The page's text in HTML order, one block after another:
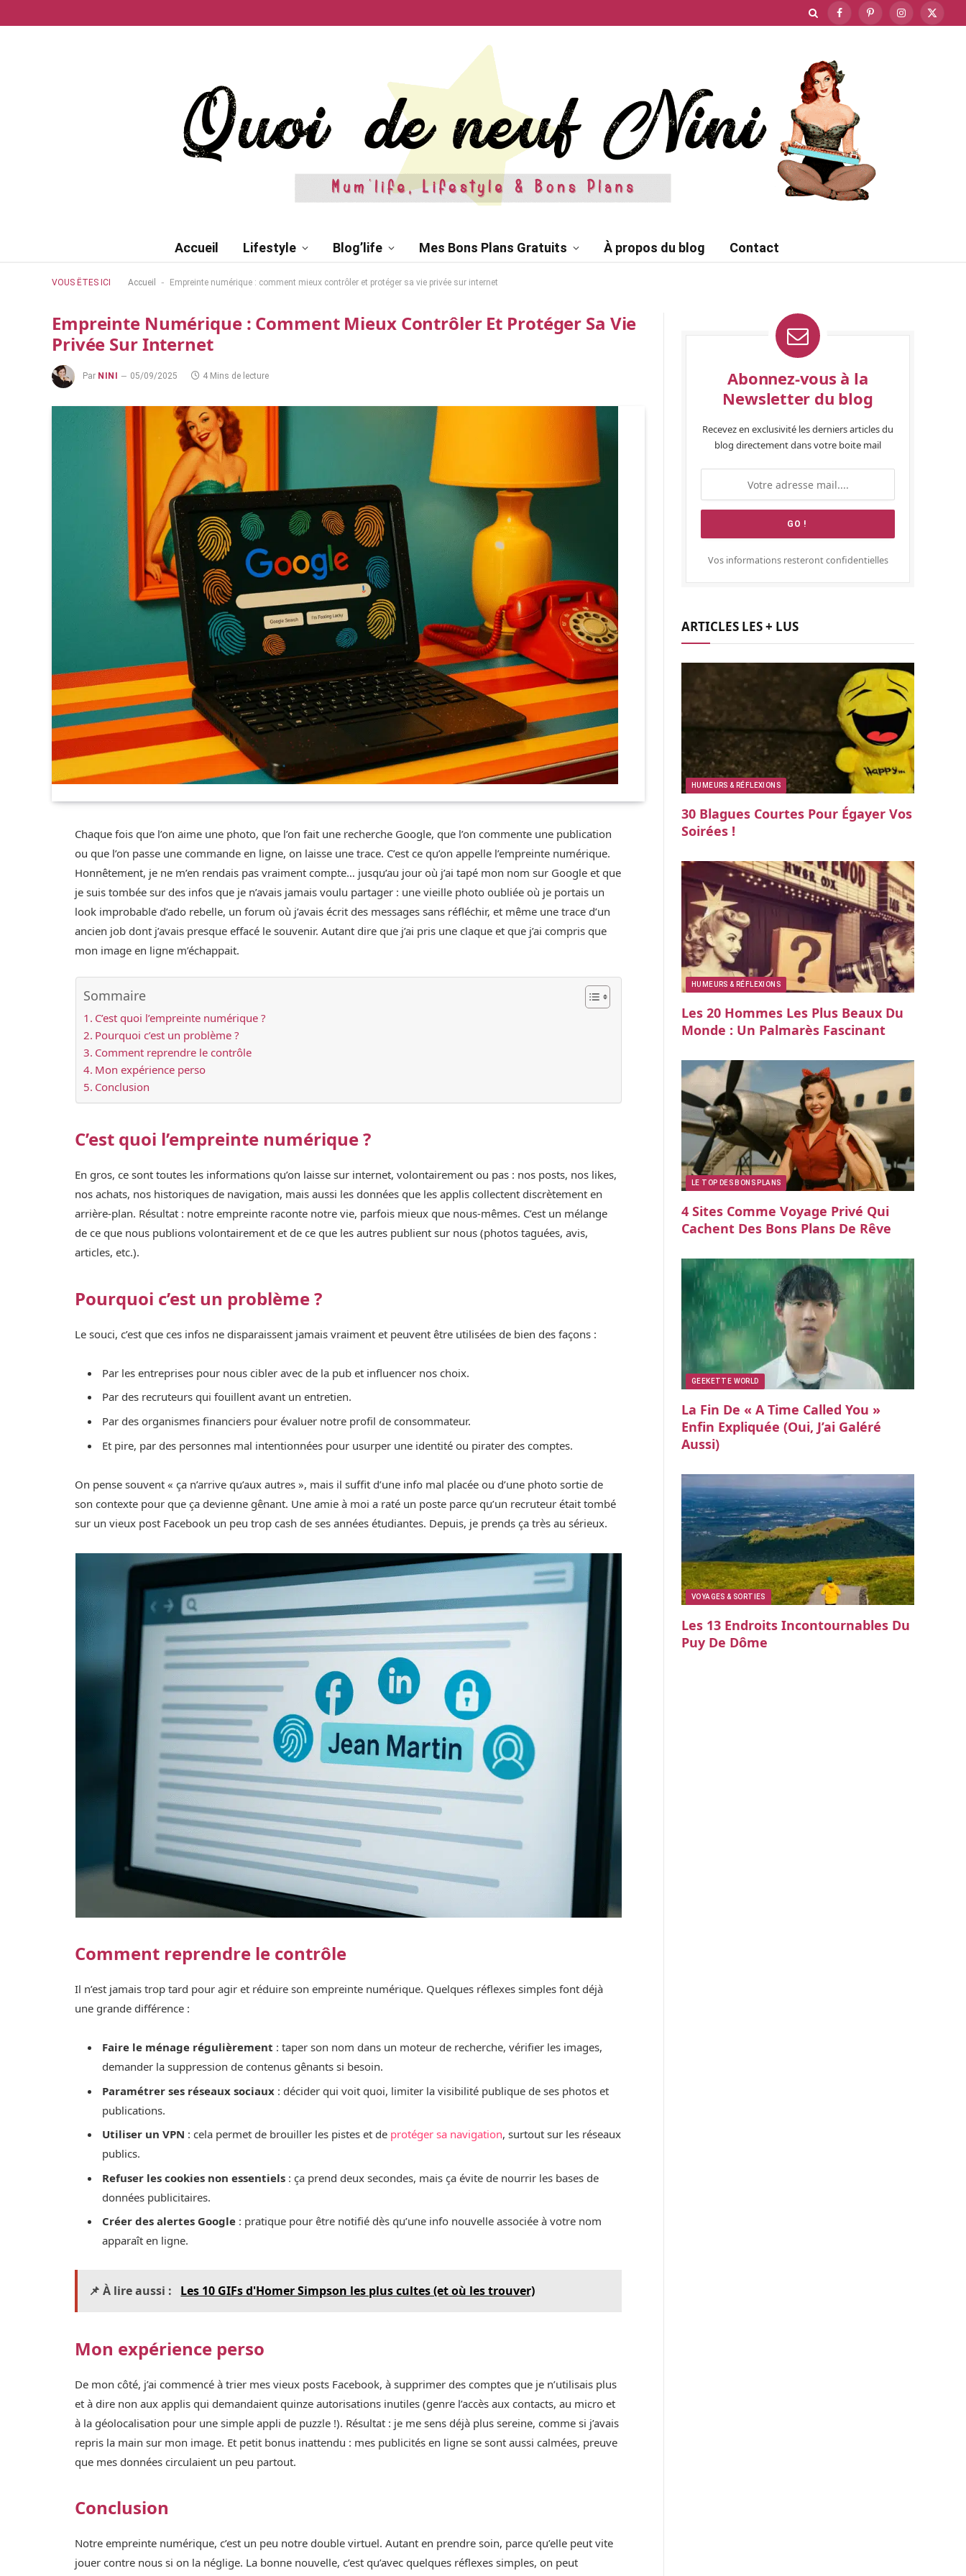
FacebookPinterestInstagram
X
Accueil Lifestyle Blog’life Mes Bons Plans Gratuits À propos du blog Contact
VOUS ÊTES ICI Accueil - Empreinte numérique : comment mieux contrôler et protéger sa vie privée sur internet
Empreinte Numérique : Comment Mieux Contrôler Et Protéger Sa Vie
Privée Sur Internet
Par NINI 05/09/2025 4 Mins de lecture
Chaque fois que l’on aime une photo, que l’on fait une recherche Google, que l’on commente une publication
ou que l’on passe une commande en ligne, on laisse une trace. C’est ce qu’on appelle l’empreinte numérique.
Honnêtement, je ne m’en rendais pas vraiment compte… jusqu’au jour où j’ai tapé mon nom sur Google et que
je suis tombée sur des infos que je n’avais jamais voulu partager : une vieille photo oubliée où je portais un
look improbable d’ado rebelle, un forum où j’avais écrit des messages sans réfléchir, et même une trace d’un
ancien job dont j’avais presque effacé le souvenir. Autant dire que j’ai pris une claque et que j’ai compris que
mon image en ligne m’échappait.
Sommaire
C’est quoi l’empreinte numérique ?
Pourquoi c’est un problème ?
Comment reprendre le contrôle
Mon expérience perso
Conclusion
C’est quoi l’empreinte numérique ?
En gros, ce sont toutes les informations qu’on laisse sur internet, volontairement ou pas : nos posts, nos likes,
nos achats, nos historiques de navigation, mais aussi les données que les applis collectent discrètement en
arrière-plan. Résultat : notre empreinte raconte notre vie, parfois mieux que nous-mêmes. C’est un mélange
de ce que nous publions volontairement et de ce que les autres publient sur nous (photos taguées, avis,
articles, etc.).
Pourquoi c’est un problème ?
Le souci, c’est que ces infos ne disparaissent jamais vraiment et peuvent être utilisées de bien des façons :
Par les entreprises pour nous cibler avec de la pub et influencer nos choix.
Par des recruteurs qui fouillent avant un entretien.
Par des organismes financiers pour évaluer notre profil de consommateur.
Et pire, par des personnes mal intentionnées pour usurper une identité ou pirater des comptes.
On pense souvent « ça n’arrive qu’aux autres », mais il suffit d’une info mal placée ou d’une photo sortie de
son contexte pour que ça devienne gênant. Une amie à moi a raté un poste parce qu’un recruteur était tombé
sur un vieux post Facebook un peu trop cash de ses années étudiantes. Depuis, je prends ça très au sérieux.
Comment reprendre le contrôle
Il n’est jamais trop tard pour agir et réduire son empreinte numérique. Quelques réflexes simples font déjà
une grande différence :
Faire le ménage régulièrement : taper son nom dans un moteur de recherche, vérifier les images,
demander la suppression de contenus gênants si besoin.
Paramétrer ses réseaux sociaux : décider qui voit quoi, limiter la visibilité publique de ses photos et
publications.
Utiliser un VPN : cela permet de brouiller les pistes et de protéger sa navigation, surtout sur les réseaux
publics.
Refuser les cookies non essentiels : ça prend deux secondes, mais ça évite de nourrir les bases de
données publicitaires.
Créer des alertes Google : pratique pour être notifié dès qu’une info nouvelle associée à votre nom
apparaît en ligne.
📌 À lire aussi : Les 10 GIFs d'Homer Simpson les plus cultes (et où les trouver)
Mon expérience perso
De mon côté, j’ai commencé à trier mes vieux posts Facebook, à supprimer des comptes que je n’utilisais plus
et à dire non aux applis qui demandaient quinze autorisations inutiles (genre l’accès aux contacts, au micro et
à la géolocalisation pour une simple appli de puzzle !). Résultat : je me sens déjà plus sereine, comme si j’avais
repris la main sur mon image. Et petit bonus inattendu : mes publicités en ligne se sont aussi calmées, preuve
que mes données circulaient un peu partout.
Conclusion
Notre empreinte numérique, c’est un peu notre double virtuel. Autant en prendre soin, parce qu’elle peut vite
jouer contre nous si on la néglige. La bonne nouvelle, c’est qu’avec quelques réflexes simples, on peut
Abonnez-vous à la
Newsletter du blog
Recevez en exclusivité les derniers articles du
blog directement dans votre boite mail
Vos informations resteront confidentielles
ARTICLES LES + LUS
HUMEURS & RÉFLEXIONS
30 Blagues Courtes Pour Égayer Vos
Soirées !
HUMEURS & RÉFLEXIONS
Les 20 Hommes Les Plus Beaux Du
Monde : Un Palmarès Fascinant
LE TOP DES BONS PLANS
4 Sites Comme Voyage Privé Qui
Cachent Des Bons Plans De Rêve
GEEKETTE WORLD
La Fin De « A Time Called You »
Enfin Expliquée (oui, J’ai Galéré
Aussi)
VOYAGES & SORTIES
Les 13 Endroits Incontournables Du
Puy De Dôme